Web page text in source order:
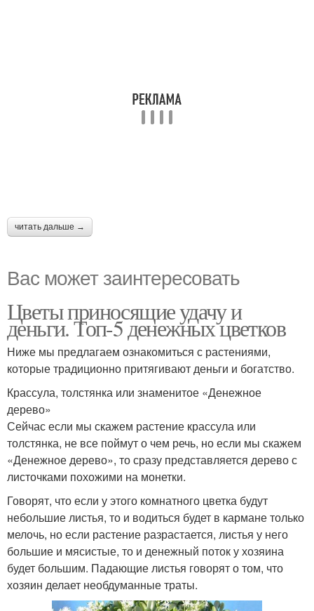
читать дальше →
Вас может заинтересовать
Цветы приносящие удачу и
деньги. Топ-5 денежных цветков
Ниже мы предлагаем ознакомиться с растениями,
которые традиционно притягивают деньги и богатство.
Крассула, толстянка или знаменитое «Денежное
дерево»
Сейчас если мы скажем растение крассула или
толстянка, не все поймут о чем речь, но если мы скажем
«Денежное дерево», то сразу представляется дерево с
листочками похожими на монетки.
Говорят, что если у этого комнатного цветка будут
небольшие листья, то и водиться будет в кармане только
мелочь, но если растение разрастается, листья у него
большие и мясистые, то и денежный поток у хозяина
будет большим. Падающие листья говорят о том, что
хозяин делает необдуманные траты.